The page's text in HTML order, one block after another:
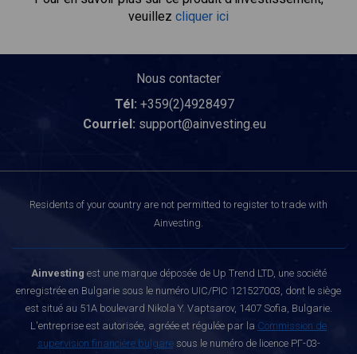
veuillez cliquer ici
Nous contacter
Tél: +359(2)4928497
Courriel: support@ainvesting.eu
Residents of your country are not permitted to register to trade with
Ainvesting.
Ainvesting est une marque déposée de Up Trend LTD, une société
enregistrée en Bulgarie sous le numéro UIC/PIC 121527003, dont le siège
est situé au 51A boulevard Nikola Y. Vaptsarov, 1407 Sofia, Bulgarie.
L'entreprise est autorisée, agréée et régulée par la Commission de
supervision financière bulgaresous le numéro de licence РГ-03-